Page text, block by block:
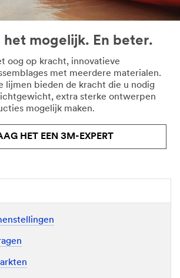
het mogelijk. En beter.
oog op kracht, innovatieve
met meerdere materialen.
lijmen bieden de kracht die u nodig
extra sterke ontwerpen
mogelijk maken.
HET EEN 3M-EXPERT